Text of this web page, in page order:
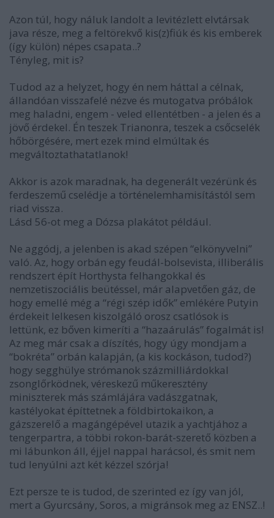
Azon túl, hogy náluk landolt a levitézlett elvtársak
java része, meg a feltörekvő kis(z)fiúk és kis emberek
(így külön) népes csapata..?
Tényleg, mit is?
Tudod az a helyzet, hogy én nem háttal a célnak,
állandóan visszafelé nézve és mutogatva próbálok
meg haladni, engem - veled ellentétben - a jelen és a
jövő érdekel. Én teszek Trianonra, teszek a csőcselék
hőbörgésére, mert ezek mind elmúltak és
megváltoztathatatlanok!
Akkor is azok maradnak, ha degenerált vezérünk és
ferdeszemű cselédje a történelemhamisítástól sem
riad vissza.
Lásd 56-ot meg a Dózsa plakátot például.
Ne aggódj, a jelenben is akad szépen “elkönyvelni”
való. Az, hogy orbán egy feudál-bolsevista, illiberális
rendszert épít Horthysta felhangokkal és
nemzetiszociális beütéssel, már alapvetően gáz, de
hogy emellé még a “régi szép idők” emlékére Putyin
érdekeit lelkesen kiszolgáló orosz csatlósok is
lettünk, ez bőven kimeríti a “hazaárulás” fogalmát is!
Az meg már csak a díszítés, hogy úgy mondjam a
“bokréta” orbán kalapján, (a kis kockáson, tudod?)
hogy segghülye strómanok százmilliárdokkal
zsonglőrködnek, véreskezű műkeresztény
miniszterek más számlájára vadászgatnak,
kastélyokat építtetnek a földbirtokaikon, a
gázszerelő a magángépével utazik a yachtjához a
tengerpartra, a többi rokon-barát-szerető közben a
mi lábunkon áll, éjjel nappal harácsol, és smit nem
tud lenyúlni azt két kézzel szórja!
Ezt persze te is tudod, de szerinted ez így van jól,
mert a Gyurcsány, Soros, a migránsok meg az ENSZ..!